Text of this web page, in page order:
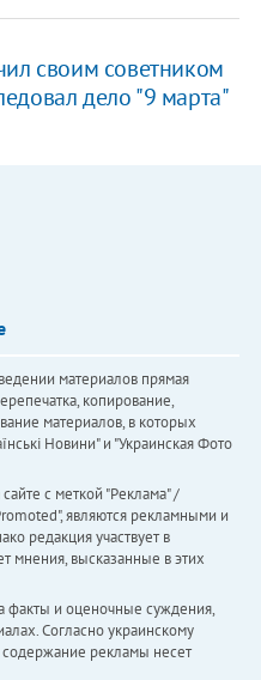
своим советником
дело "9 марта"
материалов прямая
копирование,
материалов, в которых
Новини" и "Украинская Фото
с меткой "Реклама" /
являются рекламными и
редакция участвует в
мнения, высказанные в этих
факты и оценочные суждения,
Согласно украинскому
содержание рекламы несет